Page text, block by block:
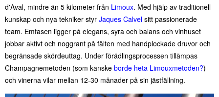
d'Aval, mindre än 5 kilometer från Limoux. Med hjälp av traditionell
kunskap och nya tekniker styr Jaques Calvel sitt passionerade
team. Emfasen ligger på elegans, syra och balans och vinhuset
jobbar aktivt och noggrant på fälten med handplockade druvor och
begränsade skördeuttag. Under förädlingsprocessen tillämpas
Champagnemetoden (som kanske borde heta Limouxmetoden?)
och vinerna vilar mellan 12-30 månader på sin jästfällning.